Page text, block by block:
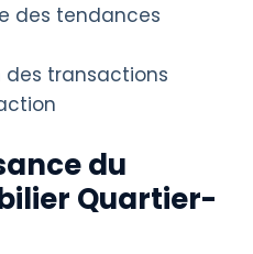
des tendances
des transactions
du
Quartier-